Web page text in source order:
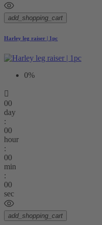
add_shopping_cart
Harley leg raiser | 1pc
0%

00
day
:
00
hour
:
00
min
:
00
sec
add_shopping_cart